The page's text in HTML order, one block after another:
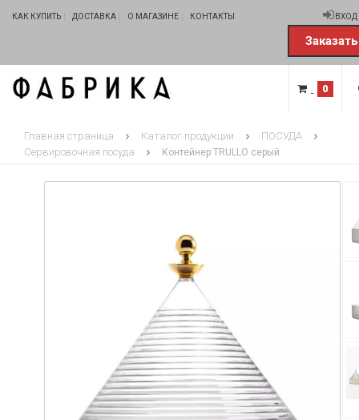
КАК КУПИТЬ ДОСТАВКА О МАГАЗИНЕ КОНТАКТЫ ВХОД
0
Главная страница Каталог продукции
ПОСУДА
Сервировочная посуда
Контейнер TRULLO серый